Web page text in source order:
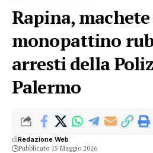
Rapina, machete
monopattino
arresti della
Palermo
diRedazione Web
Pubblicato 15 Maggio 2026